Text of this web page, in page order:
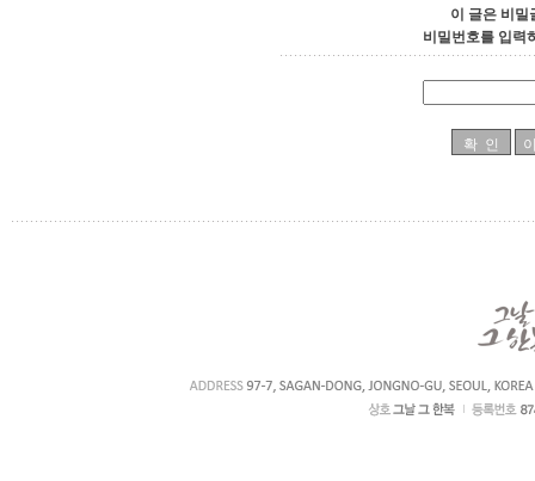
이 글은 비밀
비밀번호를 입력